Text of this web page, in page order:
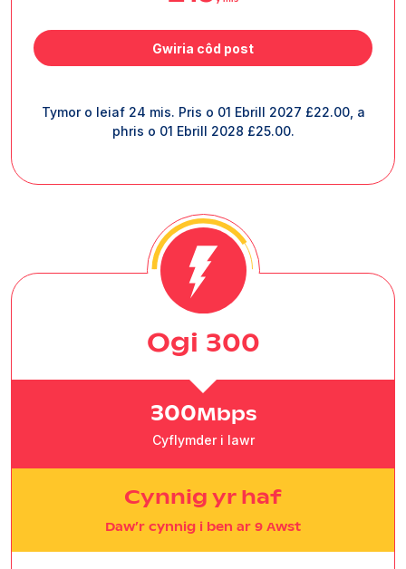
Gwiria côd post
Tymor o leiaf 24 mis. Pris o 01 Ebrill 2027 £22.00, a
phris o 01 Ebrill 2028 £25.00.
Ogi 300
300Mbps
Cyflymder i lawr
Cynnig yr haf
Daw’r cynnig i ben ar 9 Awst